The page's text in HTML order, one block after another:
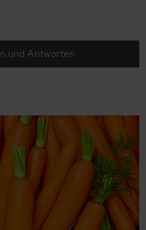
und Antworten